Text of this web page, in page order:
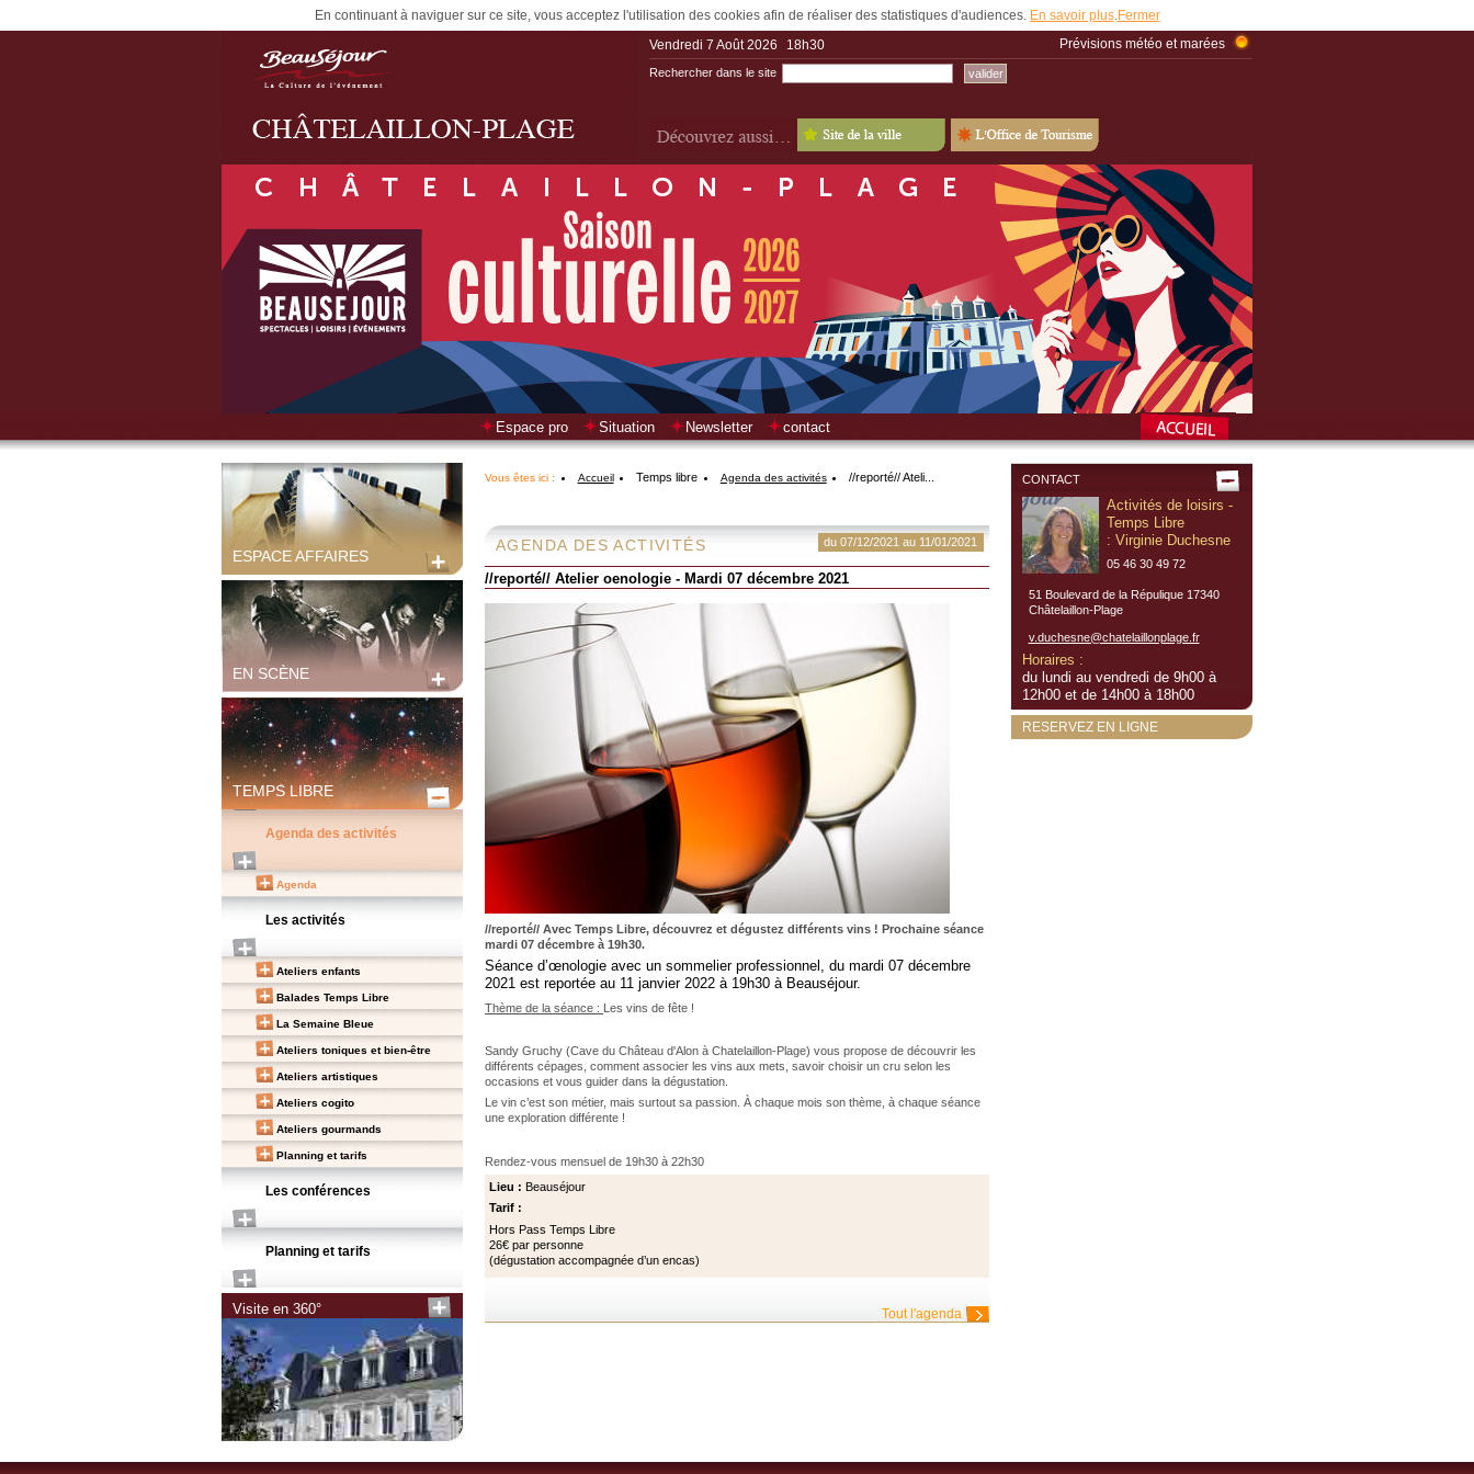
En continuant à naviguer sur ce site, vous acceptez l'utilisation des cookies afin de réaliser des statistiques d'audiences. En savoir plus. Fermer
Vendredi 7 Août 2026
18h30 Prévisions météo et marées
Rechercher dans le site
Espace pro Situation Newsletter contact
ESPACE AFFAIRES
EN SCÈNE
TEMPS LIBRE
Agenda des activités
Agenda
Les activités
Ateliers enfants
Balades Temps Libre
La Semaine Bleue
Ateliers toniques et bien-être
Ateliers artistiques
Ateliers cogito
Ateliers gourmands
Planning et tarifs
Les conférences
Planning et tarifs
Visite en 360°
Vous êtes ici : Accueil Temps libre Agenda des activités //reporté// Ateli...
AGENDA DES ACTIVITÉS du 07/12/2021 au 11/01/2021
//reporté// Atelier oenologie - Mardi 07 décembre 2021
//reporté// Avec Temps Libre, découvrez et dégustez différents vins ! Prochaine séance
mardi 07 décembre à 19h30.
Séance d’œnologie avec un sommelier professionnel, du mardi 07 décembre
2021 est reportée au 11 janvier 2022 à 19h30 à Beauséjour.
Thème de la séance : Les vins de fête !
Sandy Gruchy (Cave du Château d'Alon à Chatelaillon-Plage) vous propose de découvrir les
différents cépages, comment associer les vins aux mets, savoir choisir un cru selon les
occasions et vous guider dans la dégustation.
Le vin c’est son métier, mais surtout sa passion. À chaque mois son thème, à chaque séance
une exploration différente !
Rendez-vous mensuel de 19h30 à 22h30
Lieu : Beauséjour
Tarif :
Hors Pass Temps Libre
26€ par personne
(dégustation accompagnée d’un encas)
Tout l'agenda
CONTACT
Activités de loisirs -
Temps Libre
: Virginie Duchesne
05 46 30 49 72
51 Boulevard de la Répulique 17340
Châtelaillon-Plage
v.duchesne@chatelaillonplage.fr
Horaires :
du lundi au vendredi de 9h00 à
12h00 et de 14h00 à 18h00
RESERVEZ EN LIGNE